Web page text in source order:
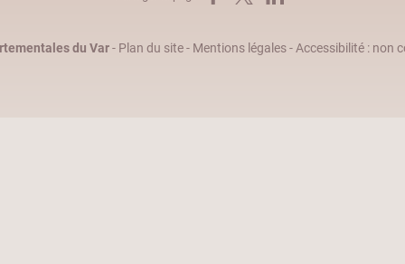
du Var- Plan du site- Mentions légales-Accessibilité : non